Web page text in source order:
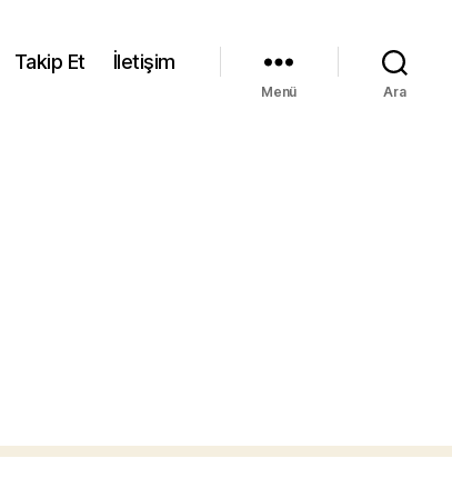
Takip Et İletişim
Menü Ara